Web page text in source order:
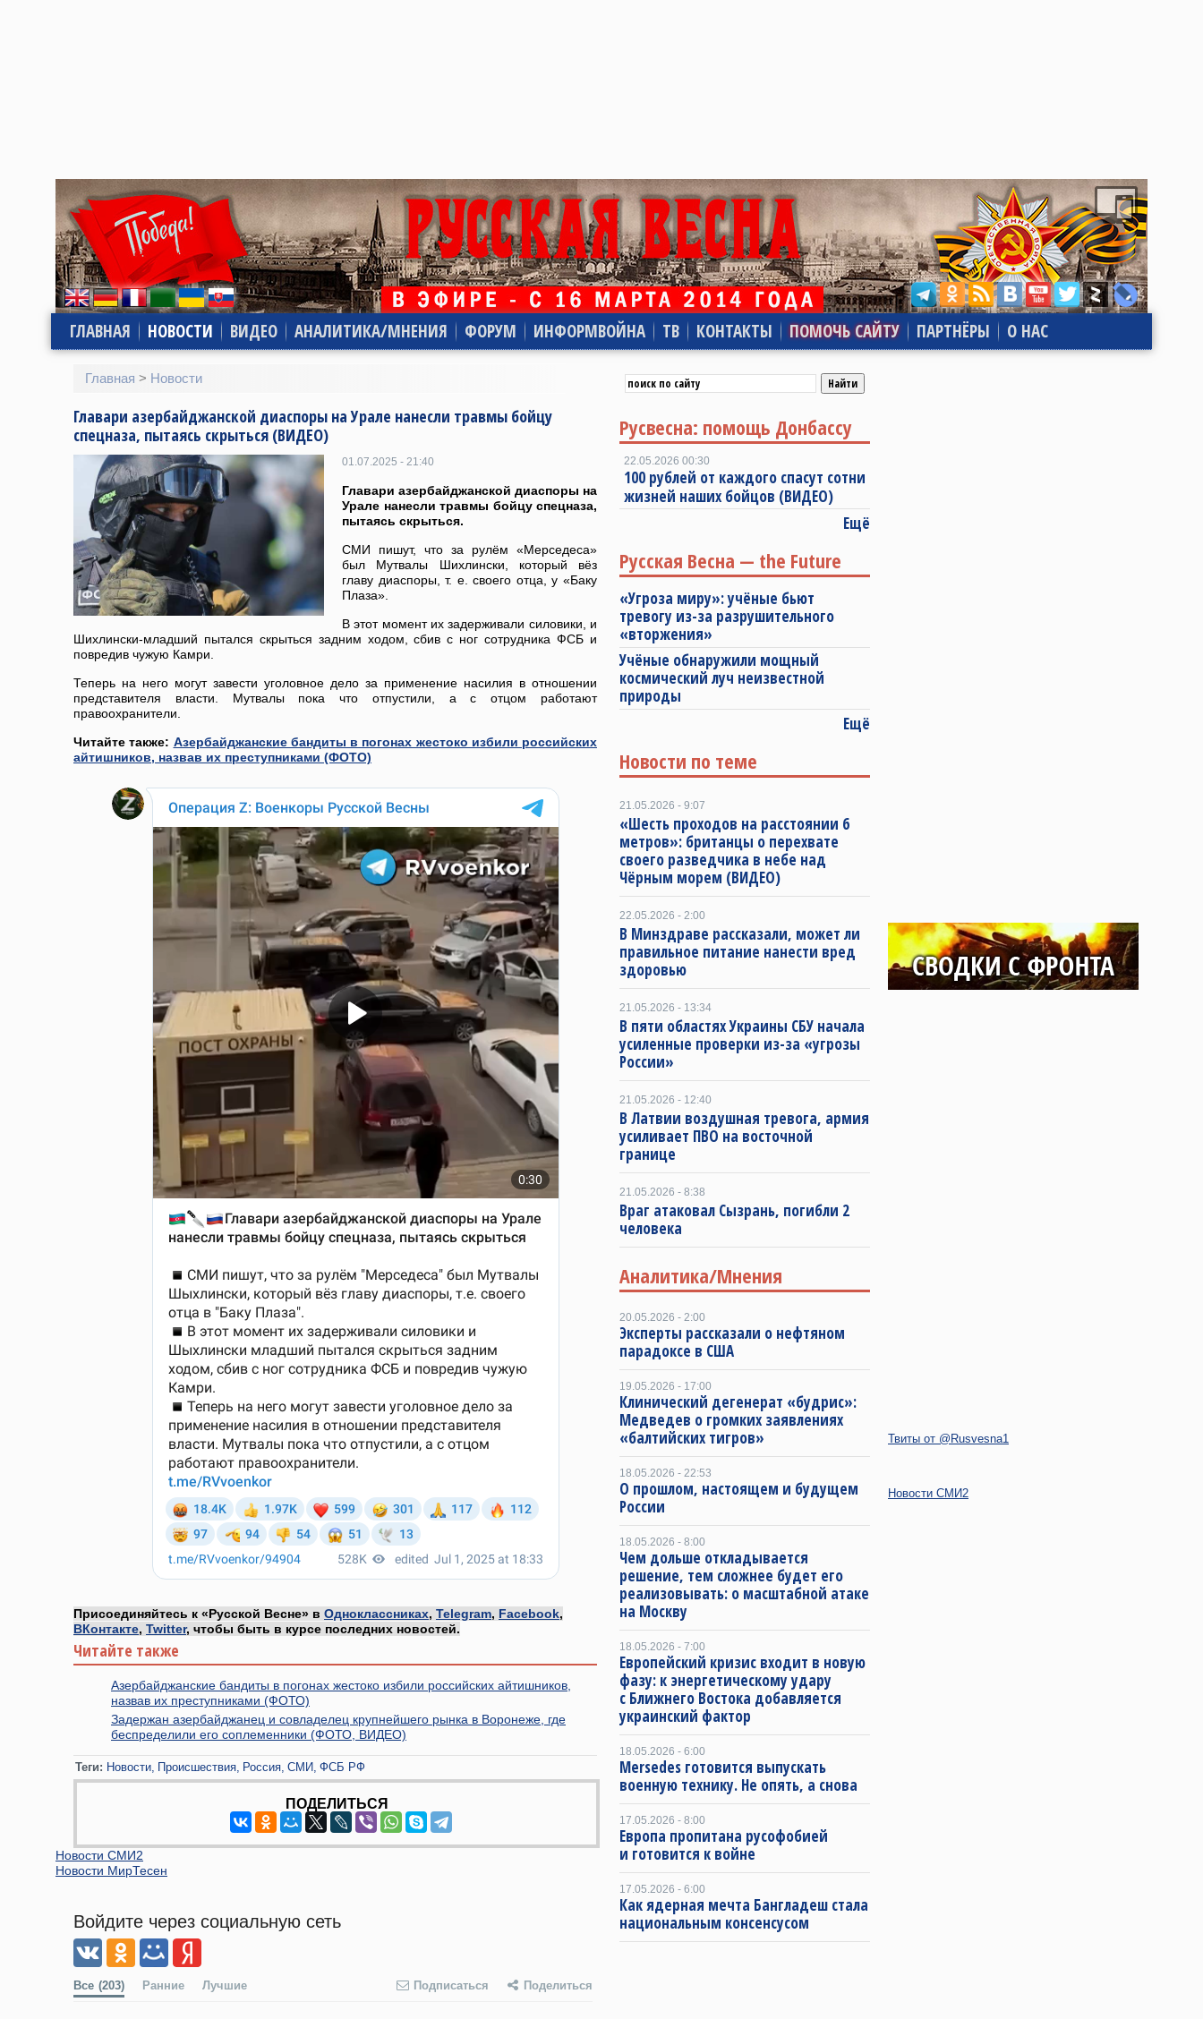
ГЛАВНАЯ НОВОСТИ ВИДЕО АНАЛИТИКА/МНЕНИЯ ФОРУМ ИНФОРМВОЙНА ТВ КОНТАКТЫ ПОМОЧЬ САЙТУ ПАРТНЁРЫ О НАС
Главная > Новости
Главари азербайджанской диаспоры на Урале нанесли травмы бойцу
спецназа, пытаясь скрыться (ВИДЕО)
01.07.2025 - 21:40
Главари азербайджанской диаспоры на
Урале нанесли травмы бойцу спецназа,
пытаясь скрыться.
СМИ пишут, что за рулём «Мерседеса»
был Мутвалы Шихлински, который вёз
главу диаспоры, т. е. своего отца, у «Баку
Плаза».
В этот момент их задерживали силовики, и
Шихлински-младший пытался скрыться задним ходом, сбив с ног сотрудника ФСБ и
повредив чужую Камри.
Теперь на него могут завести уголовное дело за применение насилия в отношении
представителя власти. Мутвалы пока что отпустили, а с отцом работают
правоохранители.
Читайте также: Азербайджанские бандиты в погонах жестоко избили российских
айтишников, назвав их преступниками (ФОТО)
Присоединяйтесь к «Русской Весне» в Одноклассниках, Telegram, Facebook,
ВКонтакте, Twitter, чтобы быть в курсе последних новостей.
Читайте также
Азербайджанские бандиты в погонах жестоко избили российских айтишников,
назвав их преступниками (ФОТО)
Задержан азербайджанец и совладелец крупнейшего рынка в Воронеже, где
беспределили его соплеменники (ФОТО, ВИДЕО)
Теги: Новости Происшествия Россия СМИ ФСБ РФ
ПОДЕЛИТЬСЯ
Новости СМИ2
Новости МирТесен
Войдите через социальную сеть
Все (203) Ранние Лучшие Подписаться Поделиться
Русвесна: помощь Донбассу
22.05.2026 00:30
100 рублей от каждого спасут сотни
жизней наших бойцов (ВИДЕО)
Ещё
Русская Весна — the Future
«Угроза миру»: учёные бьют
тревогу из-за разрушительного
«вторжения»
Учёные обнаружили мощный
космический луч неизвестной
природы
Ещё
Новости по теме
21.05.2026 - 9:07
«Шесть проходов на расстоянии 6
метров»: британцы о перехвате
своего разведчика в небе над
Чёрным морем (ВИДЕО)
22.05.2026 - 2:00
В Минздраве рассказали, может ли
правильное питание нанести вред
здоровью​
21.05.2026 - 13:34
В пяти областях Украины СБУ начала
усиленные проверки из-за «угрозы
России»
21.05.2026 - 12:40
В Латвии воздушная тревога, армия
усиливает ПВО на восточной
границе
21.05.2026 - 8:38
Враг атаковал Сызрань, погибли 2
человека
Аналитика/Мнения
20.05.2026 - 2:00
Эксперты рассказали о нефтяном
парадоксе в США
19.05.2026 - 17:00
Клинический дегенерат «будрис»:
Медведев о громких заявлениях
«балтийских тигров»
18.05.2026 - 22:53
О прошлом, настоящем и будущем
России
18.05.2026 - 8:00
Чем дольше откладывается
решение, тем сложнее будет его
реализовывать: о масштабной атаке
на Москву
18.05.2026 - 7:00
Европейский кризис входит в новую
фазу: к энергетическому удару
с Ближнего Востока добавляется
украинский фактор
18.05.2026 - 6:00
Mersedes готовится выпускать
военную технику. Не опять, а снова
17.05.2026 - 8:00
Европа пропитана русофобией
и готовится к войне
17.05.2026 - 6:00
Как ядерная мечта Бангладеш стала
национальным консенсусом
Твиты от @Rusvesna1
Новости СМИ2